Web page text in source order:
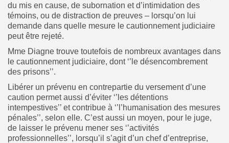
du mis en cause, de subornation et d’intimidation des
témoins, ou de distraction de preuves – lorsqu’on lui
demande dans quelle mesure le cautionnement judiciaire
peut être rejeté.
Mme Diagne trouve toutefois de nombreux avantages dans
le cautionnement judiciaire, dont ‘’le désencombrement
des prisons’’.
Libérer un prévenu en contrepartie du versement d’une
caution permet aussi d’éviter ‘’les détentions
intempestives’’ et contribue à ‘’l’humanisation des mesures
pénales’’, selon elle. C’est aussi un moyen, pour le juge,
de laisser le prévenu mener ses ‘’activités
professionnelles’’, lorsqu’il s’agit d’un chef d’entreprise,